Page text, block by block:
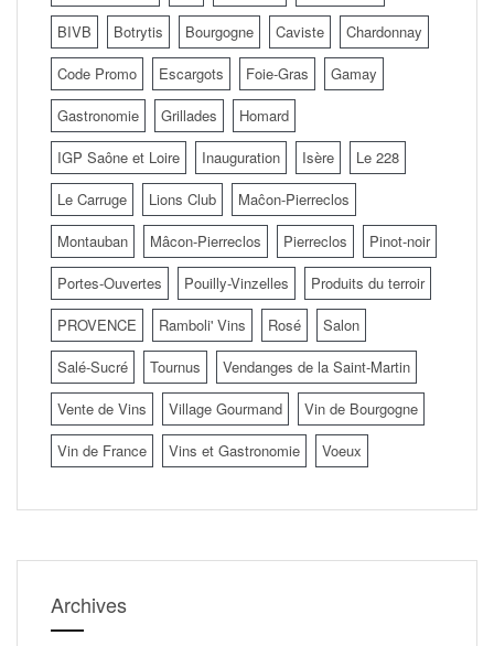
BIVB
Botrytis Bourgogne Caviste
Chardonnay
Code Promo
Escargots Foie-Gras
Gamay
Gastronomie
Grillades
Homard
IGP Saône et Loire
Inauguration Isère
Le 228
Le Carruge
Lions Club
Maĉon-Pierreclos
Montauban
Mâcon-Pierreclos Pierreclos
Pinot-noir
Portes-Ouvertes
Pouilly-Vinzelles
Produits du terroir
PROVENCE
Ramboli' Vins Rosé
Salon
Salé-Sucré
Tournus
Vendanges de la Saint-Martin
Vente de Vins
Village Gourmand
Vin de Bourgogne
Vin de France
Vins et Gastronomie Voeux
Archives